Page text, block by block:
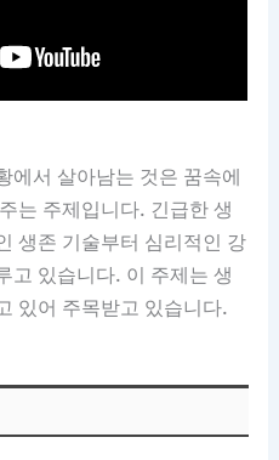
에서 살아남는 것은 꿈속에
는 주제입니다. 긴급한 생
생존 기술부터 심리적인 강
고 있습니다. 이 주제는 생
있어 주목받고 있습니다.